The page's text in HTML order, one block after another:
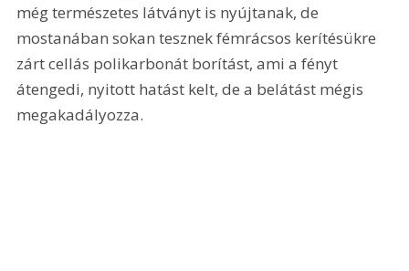
még természetes látványt is nyújtanak, de
mostanában sokan tesznek fémrácsos kerítésükre
zárt cellás polikarbonát borítást, ami a fényt
átengedi, nyitott hatást kelt, de a belátást mégis
megakadályozza.